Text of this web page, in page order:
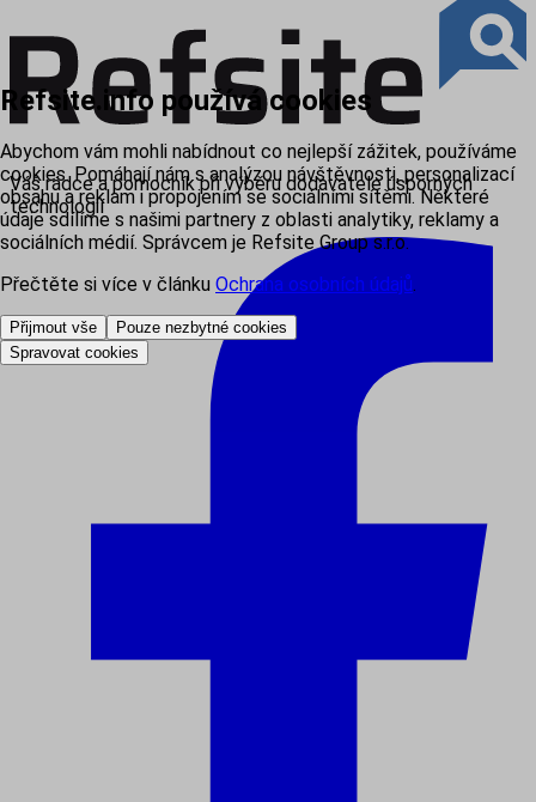
Váš rádce a pomocník při výběru dodavatele úsporných
technologií
Refsite.info používá cookies
Abychom vám mohli nabídnout co nejlepší zážitek, používáme
cookies. Pomáhají nám s analýzou návštěvnosti, personalizací
obsahu a reklam i propojením se sociálními sítěmi. Některé
údaje sdílíme s našimi partnery z oblasti analytiky, reklamy a
sociálních médií. Správcem je Refsite Group s.r.o.
Přečtěte si více v článku Ochrana osobních údajů.
Přijmout vše
Pouze nezbytné cookies
Spravovat cookies